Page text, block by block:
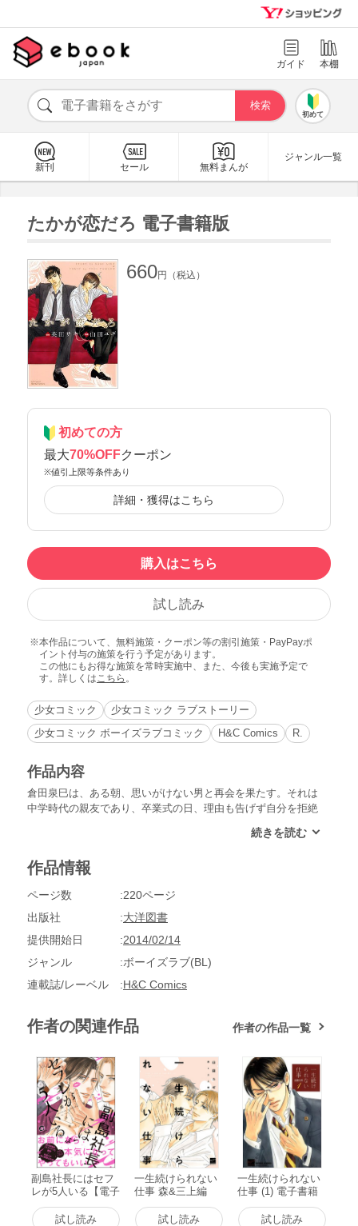
ガイド 本棚
初めて
新刊 セール 無料まんが
ジャンル一覧
たかが恋だろ 電子書籍版
660円（税込）
初めての方
最大70%OFFクーポン
※値引上限等条件あり
詳細・獲得はこちら
購入はこちら
試し読み
本作品について、無料施策・クーポン等の割引施策・PayPayポ
イント付与の施策を行う予定があります。
この他にもお得な施策を常時実施中、また、今後も実施予定で
す。詳しくはこちら 。
少女コミック
少女コミック ラブストーリー
少女コミック ボーイズラブコミック
H&C Comics R.
作品内容
倉田泉巳は、ある朝、思いがけない男と再会を果たす。それは
中学時代の親友であり、卒業式の日、理由も告げず自分を拒絶
戸に、泉巳は戸惑いながらも嬉しくもあった。一方、義兄の椹
んなある日、高津戸は椹木に嫉妬のようなものを見せるのだ
20周年記念イラスト付き】と記載されております作品にはすべ
て同じイラストが付きます。
作品情報
ページ数
220ページ
出版社
大洋図書
提供開始日
2014/02/14
ジャンル
ボーイズラブ(BL)
連載誌/レーベル
H&C Comics
作者の関連作品 作者の作品一覧
副島社長にはセフ
レが5人いる【電子
限定イラスト4P
付】 電子書籍版
試し読み
一生続けられない
仕事 森&三上編
【電子限定特典付
き】 電子書籍版
試し読み
一生続けられない
仕事 (1) 電子書籍
試し読み